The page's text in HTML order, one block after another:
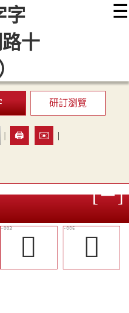
☰
說明
研訂瀏覽
| 🖨️ ✉️ |
󸂃
󶏰